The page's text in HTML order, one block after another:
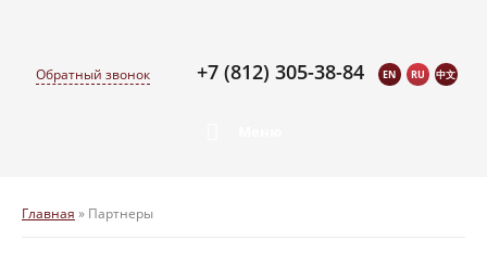
Обратный звонок +7 (812) 305-38-84 EN RU 中文
Главная » Партнеры